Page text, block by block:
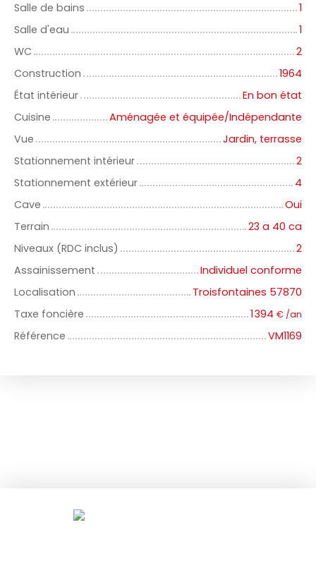
Salle de bains
1
Salle d'eau
1
WC
2
Construction
1964
État intérieur
En bon état
Cuisine
Aménagée et équipée/Indépendante
Vue
Jardin, terrasse
Stationnement intérieur
2
Stationnement extérieur
4
Cave
Oui
Terrain
23 a 40 ca
Niveaux (RDC inclus)
2
Assainissement
Individuel conforme
Localisation
Troisfontaines 57870
Taxe foncière
1 394 € /an
Référence VM1169